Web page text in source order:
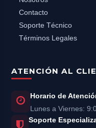
Contacto
Soporte Técnico
Términos Legales
ATENCIÓN AL
Horario de
Lunes a Viernes:
Soporte